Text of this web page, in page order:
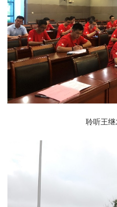
聆听王